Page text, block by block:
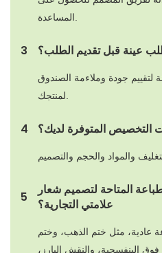
3 عينة قبل تقديم الطلب؟
جودة وملاءمة الصندوق
4 التخصيص المتوفرة لديك؟
5
المتاحة لتصميم شعار
علامتي التجارية؟
عادية، مثل ختم الذهب، وختم
البنفسجية، والنقش البارز،